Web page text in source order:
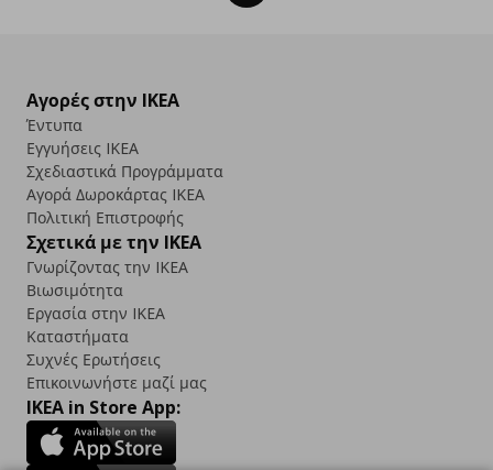
Αγορές στην IKEA
Έντυπα
Εγγυήσεις IKEA
Σχεδιαστικά Προγράμματα
Αγορά Δωρoκάρτας IKEA
Πολιτική Επιστροφής
Σχετικά με την IKEA
Γνωρίζοντας την IKEA
Βιωσιμότητα
Εργασία στην IKEA
Καταστήματα
Συχνές Ερωτήσεις
Επικοινωνήστε μαζί μας
IKEA in Store App: